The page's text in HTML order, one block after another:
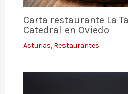
Carta restaurante La
Catedral en Oviedo
Asturias, Restaurantes